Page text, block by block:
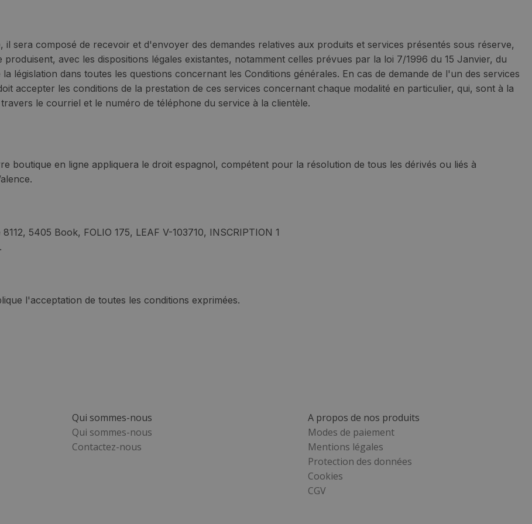
sera composé de recevoir et d'envoyer des demandes relatives aux produits et services présentés sous réserve,
avec les dispositions légales existantes, notamment celles prévues par la loi 7/1996 du 15 Janvier, du
législation dans toutes les questions concernant les Conditions générales. En cas de demande de l'un des services
accepter les conditions de la prestation de ces services concernant chaque modalité en particulier, qui, sont à la
le courriel et le numéro de téléphone du service à la clientèle.
boutique en ligne appliquera le droit espagnol, compétent pour la résolution de tous les dérivés ou liés à
5405 Book, FOLIO 175, LEAF V-103710, INSCRIPTION 1
l'acceptation de toutes les conditions exprimées.
Qui sommes-nous
Qui sommes-nous
Contactez-nous
A propos de nos produits
Modes de paiement
Mentions légales
Protection des données
Cookies
CGV